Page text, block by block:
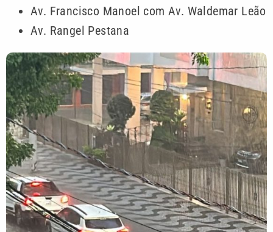
Av. Francisco Manoel com Av. Waldemar Leão
Av. Rangel Pestana